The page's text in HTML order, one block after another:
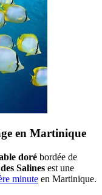
en Martinique
doré bordée de
Salines est une
minute en Martinique.